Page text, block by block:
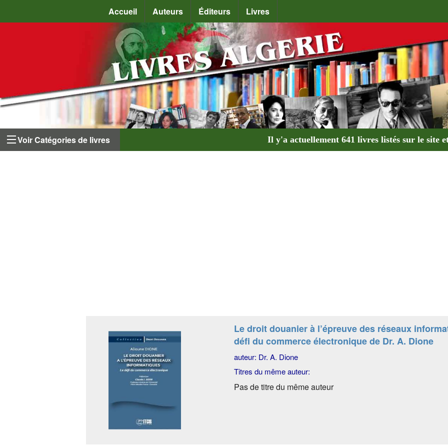
Accueil Auteurs Éditeurs Livres
Voir Catégories de livres Il y'a actuellement 641 livreslistés sur le site
Le droit douanier à l’épreuve des réseaux
défi du commerce électronique de Dr. A. Dione
auteur: Dr. A. Dione
Titres du même auteur:
Pas de titre du même auteur